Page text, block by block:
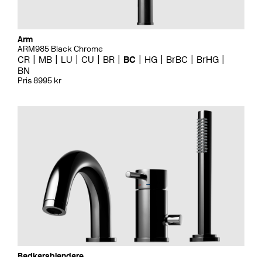
Arm
ARM985 Black Chrome
CR MB LU CU BR BC HG BrBC
BrHG
BN
Pris 8995 kr